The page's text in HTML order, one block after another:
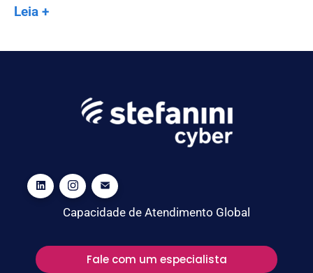
Leia +
Capacidade de Atendimento Global
Fale com um especialista